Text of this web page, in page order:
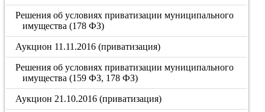
Решения об условиях приватизации муниципального
имущества (178 ФЗ)
Аукцион 11.11.2016 (приватизация)
Решения об условиях приватизации муниципального
имущества (159 ФЗ, 178 ФЗ)
Аукцион 21.10.2016 (приватизация)